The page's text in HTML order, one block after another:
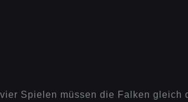
Spielen müssen die Falken gleich